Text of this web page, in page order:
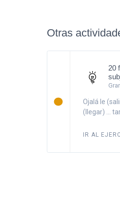
Otras
20
Ojalá le
(llegar) ...
IR AL